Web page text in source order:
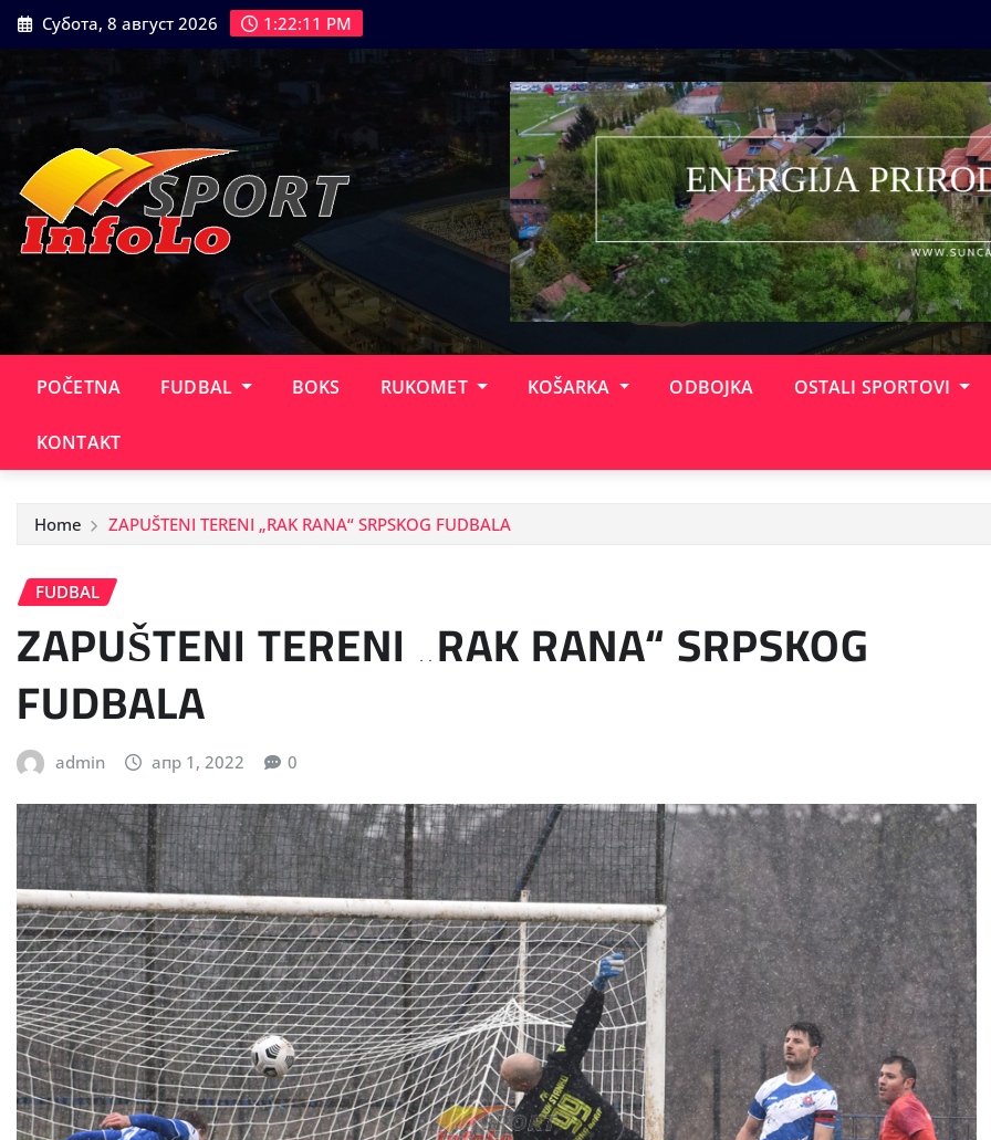
Skip
to
content
Субота, 8 август 2026 1:22:13 PM
POČETNA FUDBAL BOKS RUKOMET KOŠARKA ODBOJKA OSTALI SPORTOVI
KONTAKT
Home ZAPUŠTENI TERENI „RAK RANA“ SRPSKOG FUDBALA
FUDBAL
ZAPUŠTENI TERENI „RAK RANA“ SRPSKOG
FUDBALA
admin апр 1, 2022 0